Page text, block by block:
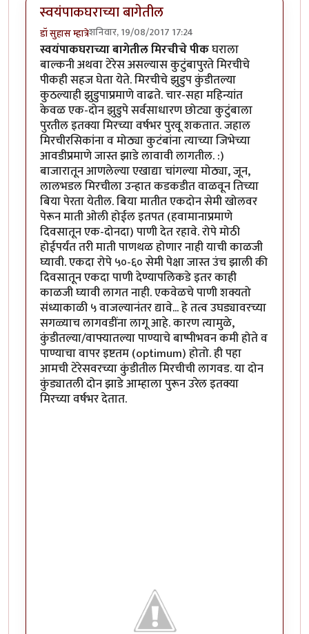
स्वयंपाकघराच्या बागेतील
डॉ सुहास म्हात्रेशनिवार, 19/08/2017 17:24
स्वयंपाकघराच्या बागेतील मिरचीचे पीकघराला
बाल्कनी अथवा टेरेस असल्यास कुटुंबापुरते मिरचीचे
पीकही सहज घेता येते. मिरचीचे झुडुप कुंडीतल्या
कुठल्याही झुडुपाप्रमाणे वाढते. चार-सहा महिन्यांत
केवळ एक-दोन झुडुपे सर्वसाधारण छोट्या कुटुंबाला
पुरतील इतक्या मिरच्या वर्षभर पुरवू शकतात. जहाल
मिरचीरसिकांना व मोठ्या कुटंबांना त्याच्या जिभेच्या
आवडीप्रमाणे जास्त झाडे लावावी लागतील. :)
बाजारातून आणलेल्या एखाद्या चांगल्या मोठ्या, जून,
लालभडल मिरचीला उन्हात कडकडीत वाळवून तिच्या
बिया पेरता येतील. बिया मातीत एकदोन सेमी खोलवर
पेरून माती ओली होईल इतपत (हवामानाप्रमाणे
दिवसातून एक-दोनदा) पाणी देत रहावे. रोपे मोठी
होईपर्यंत तरी माती पाणथळ होणार नाही याची काळजी
घ्यावी. एकदा रोपे ५०-६० सेमी पेक्षा जास्त उंच झाली की
दिवसातून एकदा पाणी देण्यापलिकडे इतर काही
काळजी घ्यावी लागत नाही. एकवेळचे पाणी शक्यतो
संध्याकाळी ५ वाजल्यानंतर द्यावे... हे तत्व उघड्यावरच्या
सगळ्याच लागवडींना लागू आहे. कारण त्यामुळे,
कुंडीतल्या/वाफ्यातल्या पाण्याचे बाष्पीभवन कमी होते व
पाण्याचा वापर इष्टतम (optimum) होतो. ही पहा
आमची टेरेसवरच्या कुंडीतील मिरचीची लागवड. या दोन
कुंड्यातली दोन झाडे आम्हाला पुरून उरेल इतक्या
मिरच्या वर्षभर देतात.